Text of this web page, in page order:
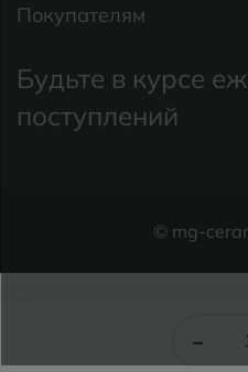
-
Покупателям
Будьте в курсе
поступлений
© mg-